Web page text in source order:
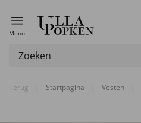
Menu
Terug | Startpagina | Vesten |